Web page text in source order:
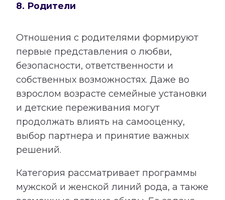
8. Родители
Отношения с родителями формируют
первые представления о любви,
безопасности, ответственности и
собственных возможностях. Даже во
взрослом возрасте семейные установки
и детские переживания могут
продолжать влиять на самооценку,
выбор партнера и принятие важных
решений.
Категория рассматривает программы
мужской и женской линий рода, а также